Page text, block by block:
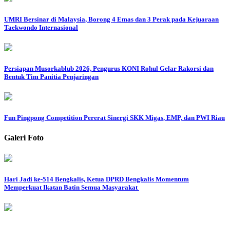
UMRI Bersinar di Malaysia, Borong 4 Emas dan 3 Perak pada Kejuaraan
Taekwondo Internasional
Persiapan Musorkablub 2026, Pengurus KONI Rohul Gelar Rakorsi dan
Bentuk Tim Panitia Penjaringan
Fun Pingpong Competition Pererat Sinergi SKK Migas, EMP, dan PWI Riau
Galeri Foto
Hari Jadi ke-514 Bengkalis, Ketua DPRD Bengkalis Momentum
Memperkuat Ikatan Batin Semua Masyarakat